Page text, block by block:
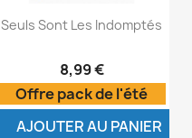
Seuls Sont Les Indomptés
8,99 €
Offre pack de l'été
AJOUTER AU PANIER